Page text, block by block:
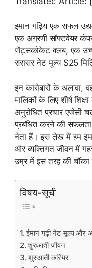
इमान गढ़िय एक सफल
एक अग्रणी सॉफ्टवेयर
जेंट्सकोकेट क्लब, एक
सरासर नेट मूल्य $25
इन कारोबारों के अलावा,
मालिकों के लिए शीर्ष
अनुरोधित प्रचार एजेंसी
प्रबंधित करने की
नेता हैं। इस लेख में हम
और व्यक्तिगत जीवन में
उम्र में इस तरह की चौंका
विषय-सूची
ईमान गढ़ी नेट मूल्य और
शुरुआती जीवन
शुरुआती करियर